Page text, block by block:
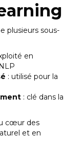
plusieurs sous-
en
: utilisé pour la
: clé dans la
cœur des
et en